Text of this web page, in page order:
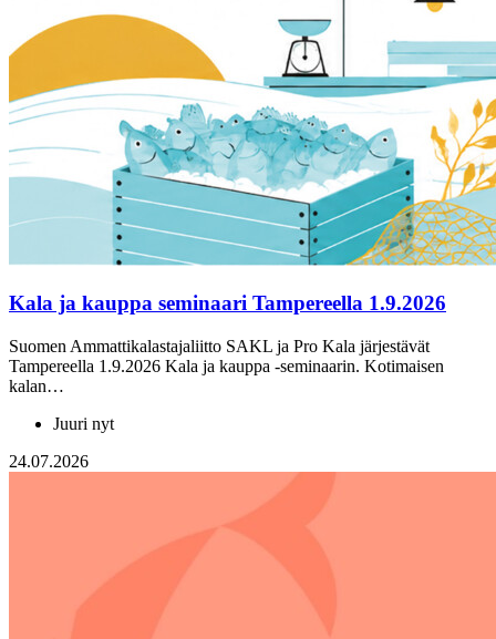
Kala ja kauppa seminaari Tampereella 1.9.2026
Suomen Ammattikalastajaliitto SAKL ja Pro Kala järjestävät
Tampereella 1.9.2026 Kala ja kauppa -seminaarin. Kotimaisen
kalan…
Juuri nyt
24.07.2026